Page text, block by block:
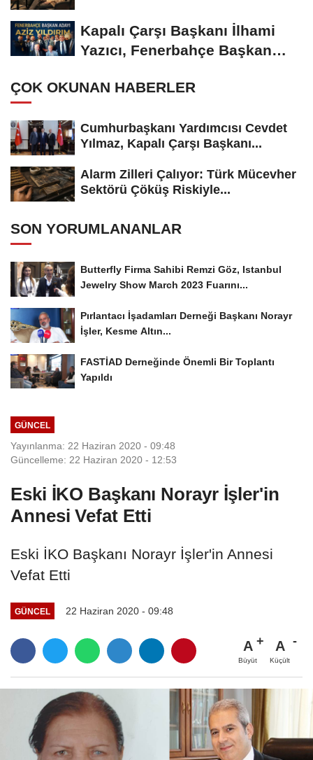
Kapalı Çarşı Başkanı İlhami
Yazıcı, Fenerbahçe Başkan
ÇOK OKUNAN HABERLER
Cumhurbaşkanı Yardımcısı Cevdet
Yılmaz, Kapalı Çarşı Başkanı...
Alarm Zilleri Çalıyor: Türk Mücevher
Sektörü Çöküş Riskiyle...
SON YORUMLANANLAR
Butterfly Firma Sahibi Remzi Göz, Istanbul
Jewelry Show March 2023 Fuarını...
Pırlantacı İşadamları Derneği Başkanı Norayr
İşler, Kesme Altın...
FASTİAD Derneğinde Önemli Bir Toplantı
Yapıldı
GÜNCEL
Yayınlanma: 22 Haziran 2020 - 09:48
Güncelleme: 22 Haziran 2020 - 12:53
Eski İKO Başkanı Norayr İşler'in
Annesi Vefat Etti
Eski İKO Başkanı Norayr İşler'in Annesi
Vefat Etti
GÜNCEL 22 Haziran 2020 - 09:48
A
Büyüt
A
Küçült